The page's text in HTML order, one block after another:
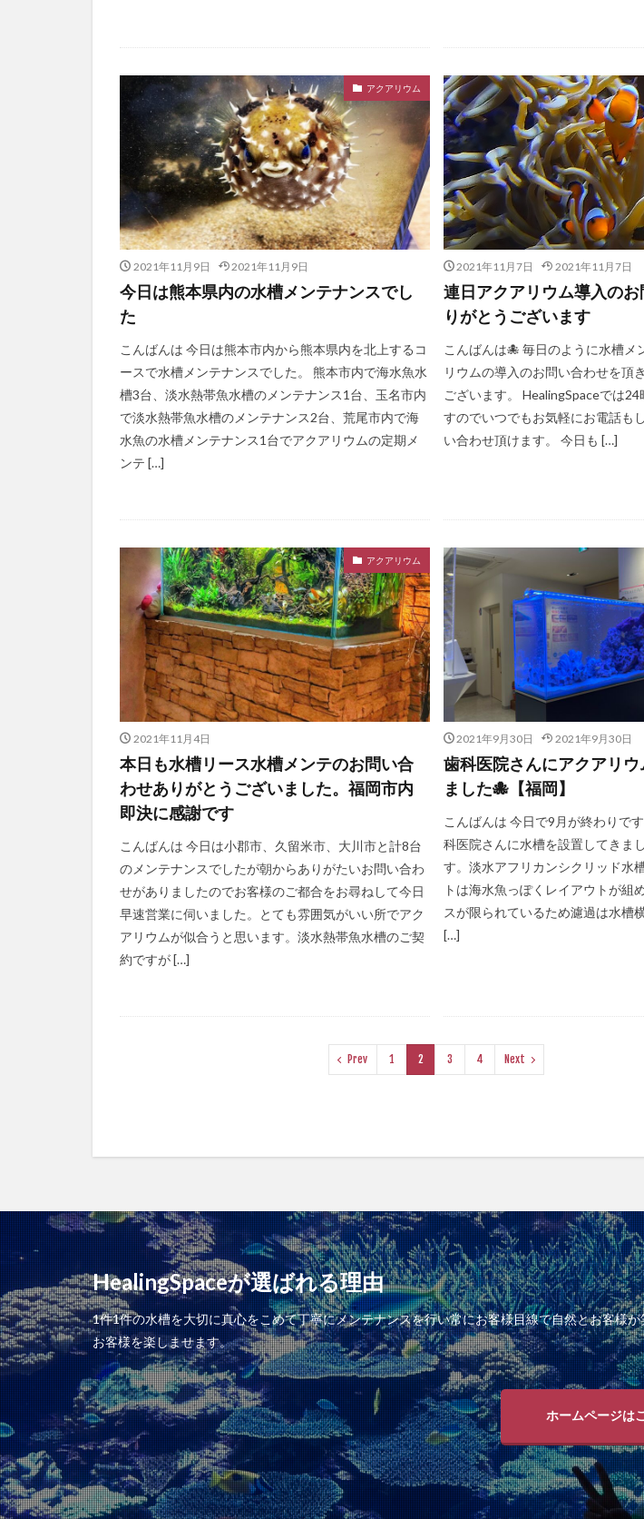
アクアリウム
2021年11月9日 2021年11月9日
今日は熊本県内の水槽メンテナンスでし
た
こんばんは 今日は熊本市内から熊本県内を北上するコ
ースで水槽メンテナンスでした。 熊本市内で海水魚水
槽3台、淡水熱帯魚水槽のメンテナンス1台、玉名市内
で淡水熱帯魚水槽のメンテナンス2台、荒尾市内で海
水魚の水槽メンテナンス1台でアクアリウムの定期メ
ンテ […]
2021年11月7日 2021年11月7日
連日アクアリウム導入の
りがとうございます
こんばんは🐙 毎日のように水槽メ
リウムの導入のお問い合わせを頂
ございます。 HealingSpaceでは24
すのでいつでもお気軽にお電話も
い合わせ頂けます。 今日も […]
アクアリウム
2021年11月4日
本日も水槽リース水槽メンテのお問い合
わせありがとうございました。福岡市内
即決に感謝です
こんばんは 今日は小郡市、久留米市、大川市と計8台
のメンテナンスでしたが朝からありがたいお問い合わ
せがありましたのでお客様のご都合をお尋ねして今日
早速営業に伺いました。とても雰囲気がいい所でアク
アリウムが似合うと思います。淡水熱帯魚水槽のご契
約ですが […]
2021年9月30日 2021年9月30日
歯科医院さんにアクアリウ
ました🐙【福岡】
こんばんは 今日で9月が終わりで
科医院さんに水槽を設置してきま
す。淡水アフリカンシクリッド水
トは海水魚っぽくレイアウトが組
スが限られているため濾過は水槽
[…]
Prev 1 2 3 4 Next
HealingSpaceが選ばれる理由
1件1件の水槽を大切に真心をこめて丁寧にメンテナンスを行い常にお客様目線で自然とお客様
お客様を楽しませます。
ホームページは